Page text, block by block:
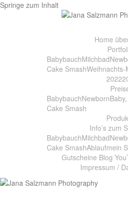
Springe zum Inhalt
Home
BabybauchMilchbad
Cake SmashWeihnachts-
2022
BabybauchNewborn
Cake Smash
Info’s zum
BabybauchMilchbad
Cake SmashAblaufmein
Gutscheine Blog
Impressum /